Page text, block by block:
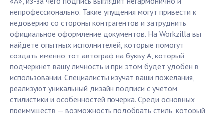
непрофессионально. Такие упущения могут привести к
недоверию со стороны контрагентов и затруднить
официальное оформление документов. На Workzilla вы
найдете опытных исполнителей, которые помогут
создать именно тот автограф на букву А, который
подчеркнет вашу личность и при этом будет удобен в
использовании. Специалисты изучат ваши пожелания,
реализуют уникальный дизайн подписи с учетом
стилистики и особенностей почерка. Среди основных
преимуществ — возможность подобрать стиль, который